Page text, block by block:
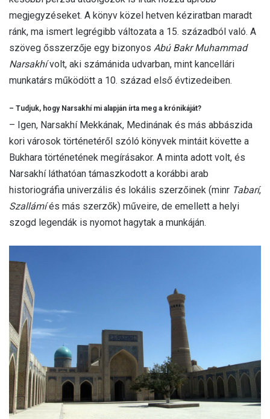
megjegyzéseket. A könyv közel hetven kéziratban maradt
ránk, ma ismert legrégibb változata a 15. századból való. A
szöveg ősszerzője egy bizonyos Abú Bakr Muhammad
Narsakhívolt, aki számánida udvarban, mint kancellári
munkatárs működött a 10. század első évtizedeiben.
– Tudjuk, hogy Narsakhí mi alapján írta meg a krónikáját?
– Igen, Narsakhí Mekkának, Medinának és más abbászida
kori városok történetéről szóló könyvek mintáit követte a
Bukhara történetének megírásakor. A minta adott volt, és
Narsakhí láthatóan támaszkodott a korábbi arab
historiográfia univerzális és lokális szerzőinek (minr Tabarí,
Szallámíés más szerzők) műveire, de emellett a helyi
szogd legendák is nyomot hagytak a munkáján.